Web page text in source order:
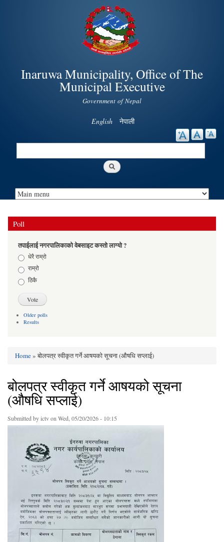
Skip to
main
content
Inaruwa Municipality, Office of The
Municipal Executive
Government of Nepal
English नेपाली
Search
Poll
तपाईलाई नगरपालिकाको वेबसाइट कस्तो लाग्यो ?
Choicesधेरै राम्रो
राम्रो
ठिकै
Older polls
Results
You are here
Home» बोलपत्र स्वीकृत गर्ने आषयको सूचना (औषधि सप्लाई)
बोलपत्र स्वीकृत गर्ने आषयको सूचना
(औषधि सप्लाई)
Submitted byictvon Wed, 05/20/2026 - 10:15